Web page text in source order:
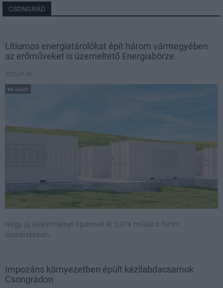
CSONGRÁD
Lítiumos energiatárolókat épít három vármegyében
az erőműveket is üzemeltető Energiabörze
2025.01.09
Mi épül?
Négy új létesítményt építenek ki 3,974 milliárd forint
összértékben.
Impozáns környezetben épült kézilabdacsarnok
Csongrádon